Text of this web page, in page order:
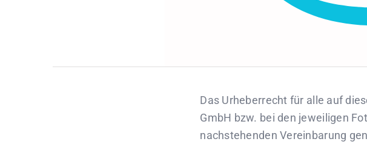
Das Urheberrecht für alle auf
GmbH bzw. bei den jeweiligen
nachstehenden Vereinbarung